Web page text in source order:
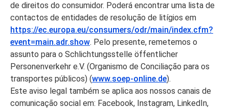
de direitos do consumidor. Poderá encontrar uma lista de
contactos de entidades de resolução de litígios em
https://ec.europa.eu/consumers/odr/main/index.cfm?
event=main.adr.show. Pelo presente, remetemos o
assunto para o Schlichtungsstelle öffentlicher
Personenverkehr e.V. (Organismo de Conciliação para os
transportes públicos) (www.soep-online.de).
Este aviso legal também se aplica aos nossos canais de
comunicação social em: Facebook, Instagram, LinkedIn,